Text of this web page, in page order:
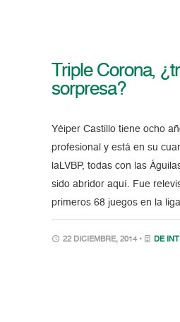
Triple Corona,
sorpresa?
Yéiper Castillo tiene ocho
profesional y está en su
laLVBP, todas con las
sido abridor aquí. Fue
primeros 68 juegos en la
22 DICIEMBRE, 2014 • DE